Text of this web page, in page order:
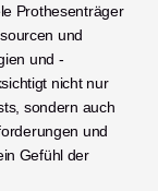
Prothesenträger
und
und -
nicht nur
sondern auch
und
Gefühl der